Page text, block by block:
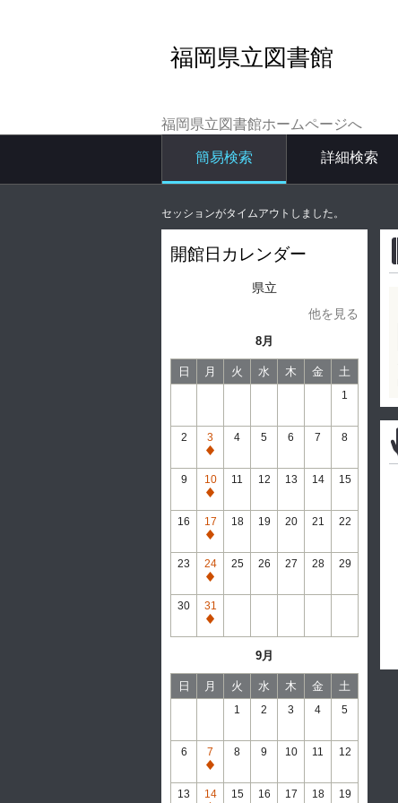
福岡県立図書館
福岡県立図書館ホームページへ
簡易検索 詳細検索
セッションがタイムアウトしました。
開館日カレンダー
県立
他を見る
8月
日 月 火 水 木 金 土
1
2
3
通
常
休
館
4 5 6 7 8
9
10
通
常
休
館
11 12 13 14 15
16
17
通
常
休
館
18 19 20 21 22
23
24
通
常
休
館
25 26 27 28 29
30
31
通
館
9月
日 月 火 水 木 金 土
1 2 3 4 5
6
7
通
常
8 9 10 11 12
13 14 15 16 17 18 19